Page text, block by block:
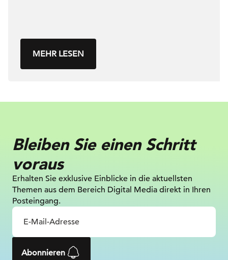
MEHR LESEN
Bleiben Sie einen Schritt
voraus
Erhalten Sie exklusive Einblicke in die aktuellsten
Themen aus dem Bereich Digital Media direkt in Ihren
Posteingang.
Abonnieren